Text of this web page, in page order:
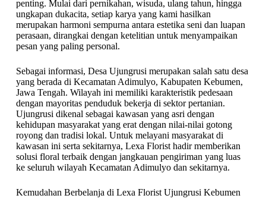
penting. Mulai dari pernikahan, wisuda, ulang tahun, hingga
ungkapan dukacita, setiap karya yang kami hasilkan
merupakan harmoni sempurna antara estetika seni dan luapan
perasaan, dirangkai dengan ketelitian untuk menyampaikan
pesan yang paling personal.
Sebagai informasi, Desa Ujungrusi merupakan salah satu desa
yang berada di Kecamatan Adimulyo, Kabupaten Kebumen,
Jawa Tengah. Wilayah ini memiliki karakteristik pedesaan
dengan mayoritas penduduk bekerja di sektor pertanian.
Ujungrusi dikenal sebagai kawasan yang asri dengan
kehidupan masyarakat yang erat dengan nilai-nilai gotong
royong dan tradisi lokal. Untuk melayani masyarakat di
kawasan ini serta sekitarnya, Lexa Florist hadir memberikan
solusi floral terbaik dengan jangkauan pengiriman yang luas
ke seluruh wilayah Kecamatan Adimulyo dan sekitarnya.
Kemudahan Berbelanja di Lexa Florist Ujungrusi Kebumen